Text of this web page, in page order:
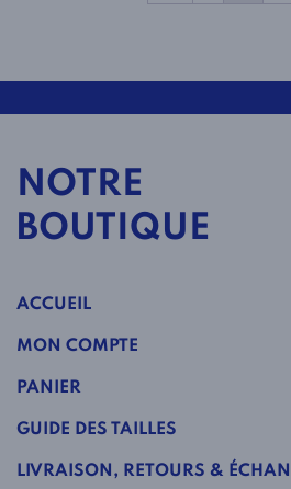
NOTRE
BOUTIQUE
ACCUEIL
MON COMPTE
PANIER
GUIDE DES TAILLES
LIVRAISON, RETOURS &